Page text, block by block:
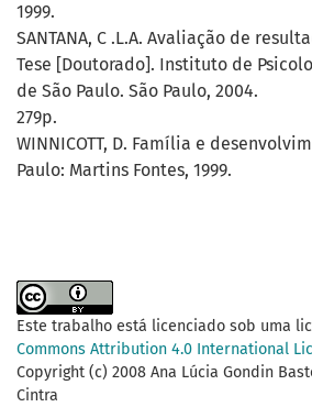
1999.
SANTANA, C .L.A. Avaliação de
Tese [Doutorado]. Instituto de
de São Paulo. São Paulo, 2004.
279p.
WINNICOTT, D. Família e
Paulo: Martins Fontes, 1999.
Este trabalho está licenciado sob uma
Commons Attribution 4.0 International
Copyright (c) 2008 Ana Lúcia Gondin
Cintra